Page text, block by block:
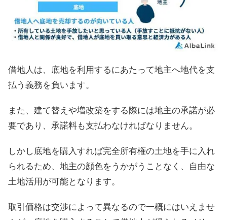
借地人は、底地を利用するにあたって地主へ地代を支
払う義務を負います。
また、建て替えや増改築をする際には地主の承諾が必
要であり、承諾料も支払わなければなりません。
しかし底地を購入すれば完全所有権の土地を手に入れ
られるため、地主の顔色をうかがうことなく、自由な
土地活用が可能となります。
取引価格は交渉によって異なるので一概にはいえませ